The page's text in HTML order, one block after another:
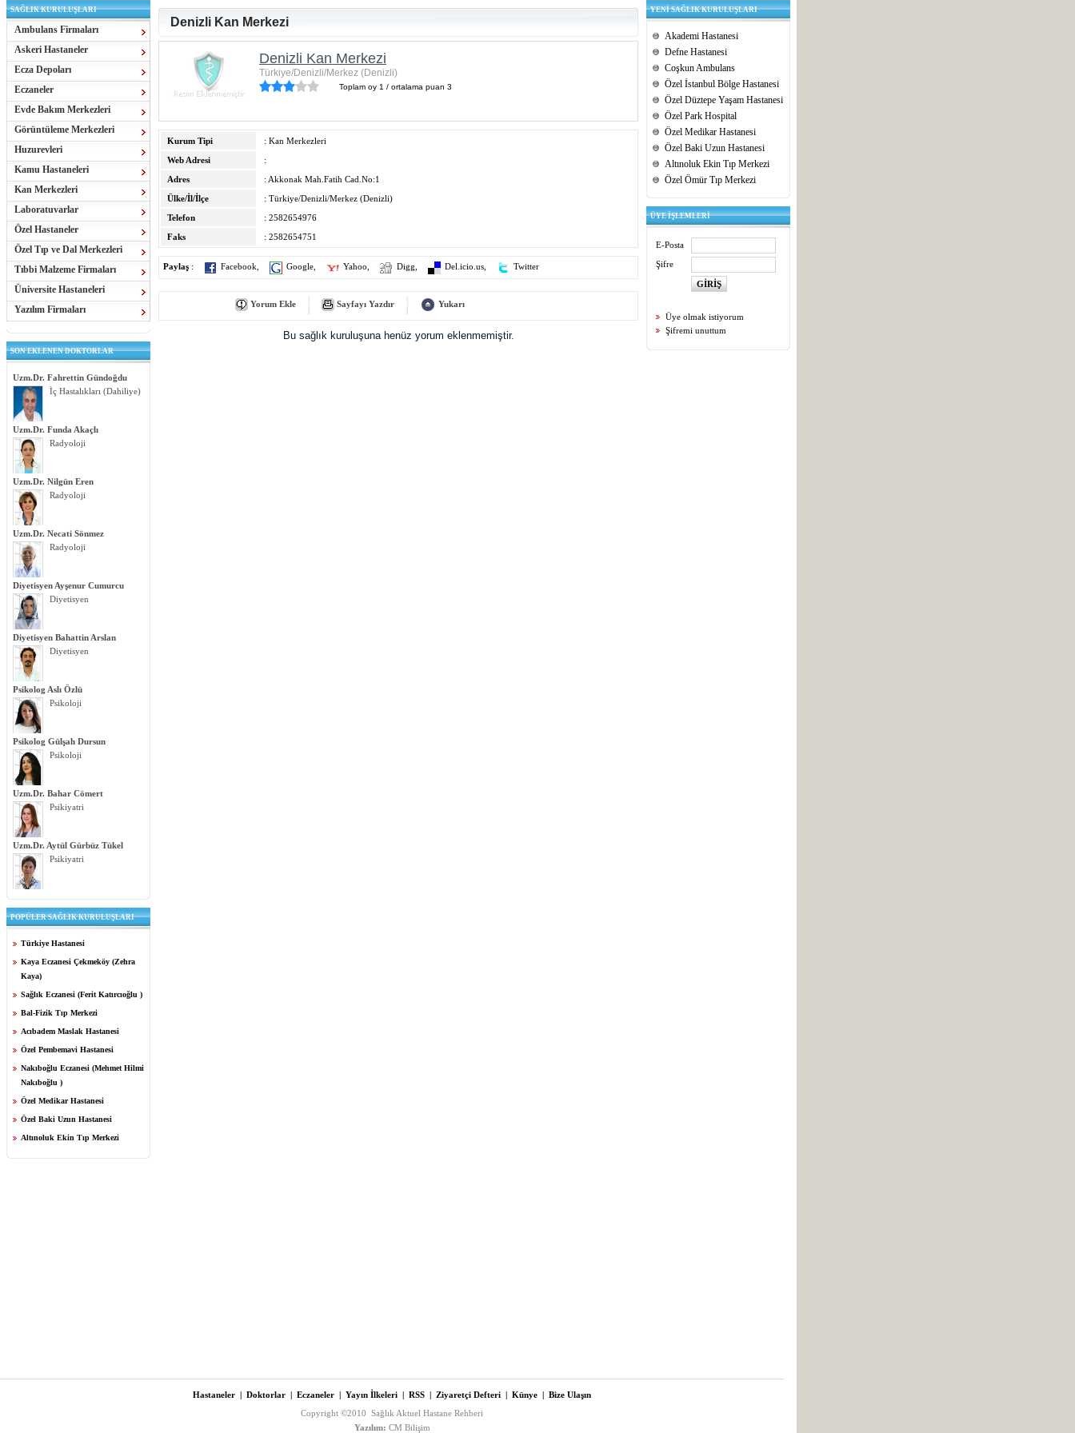
SAĞLIK KURULUŞLARI
Ambulans Firmaları
Askeri Hastaneler
Ecza Depoları
Eczaneler
Evde Bakım Merkezleri
Görüntüleme Merkezleri
Huzurevleri
Kamu Hastaneleri
Kan Merkezleri
Laboratuvarlar
Özel Hastaneler
Özel Tıp ve Dal Merkezleri
Tıbbi Malzeme Firmaları
Üniversite Hastaneleri
Yazılım Firmaları
SON EKLENEN DOKTORLAR
Uzm.Dr. Fahrettin Gündoğdu
İç Hastalıkları (Dahiliye)
Uzm.Dr. Funda Akaçlı
Radyoloji
Uzm.Dr. Nilgün Eren
Radyoloji
Uzm.Dr. Necati Sönmez
Radyoloji
Diyetisyen Ayşenur Cumurcu
Diyetisyen
Diyetisyen Bahattin Arslan
Diyetisyen
Psikolog Aslı Özlü
Psikoloji
Psikolog Gülşah Dursun
Psikoloji
Uzm.Dr. Bahar Cömert
Psikiyatri
Uzm.Dr. Aytül Gürbüz Tükel
Psikiyatri
POPÜLER SAĞLIK KURULUŞLARI
Türkiye Hastanesi
Kaya Eczanesi Çekmeköy (Zehra
Kaya)
Sağlık Eczanesi (Ferit Katırcıoğlu )
Bal-Fizik Tıp Merkezi
Acıbadem Maslak Hastanesi
Özel Pembemavi Hastanesi
Nakıboğlu Eczanesi (Mehmet Hilmi
Nakıboğlu )
Özel Medikar Hastanesi
Özel Baki Uzun Hastanesi
Altınoluk Ekin Tıp Merkezi
Denizli Kan Merkezi
Denizli Kan Merkezi
Türkiye/Denizli/Merkez (Denizli)
Toplam oy 1 / ortalama puan 3
Kurum Tipi
: Kan Merkezleri
Web Adresi
:
Adres
: Akkonak Mah.Fatih Cad.No:1
Ülke/İl/İlçe
: Türkiye/Denizli/Merkez (Denizli)
Telefon
: 2582654976
Faks
: 2582654751
Paylaş : Facebook Google Yahoo Digg Del.icio.us Twitter
Yorum Ekle Sayfayı Yazdır Yukarı
Bu sağlık kuruluşuna henüz yorum eklenmemiştir.
YENİ SAĞLIK KURULUŞLARI
Akademi Hastanesi
Defne Hastanesi
Coşkun Ambulans
Özel İstanbul Bölge Hastanesi
Özel Düztepe Yaşam Hastanesi
Özel Park Hospital
Özel Medikar Hastanesi
Özel Baki Uzun Hastanesi
Altınoluk Ekin Tıp Merkezi
Özel Ömür Tıp Merkezi
ÜYE İŞLEMLERİ
E-Posta
Şifre
Üye olmak istiyorum
Şifremi unuttum
Hastaneler | Doktorlar | Eczaneler | Yayın İlkeleri | RSS | Ziyaretçi Defteri | Künye | Bize Ulaşın
Copyright ©2010 Sağlık Aktuel Hastane Rehberi
Yazılım: CM Bilişim